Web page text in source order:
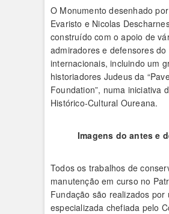
O Monumento desenhado
Evaristo e Nicolas
construído com o apoio de
admiradores e defensores do
internacionais, incluindo um
historiadores Judeus da
Foundation”, numa iniciativa
Histórico-Cultural Oureana.
Imagens do antes e
Todos os trabalhos de
manutenção em curso no
Fundação são realizados por
especializada chefiada pelo